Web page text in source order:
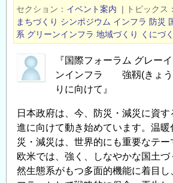
野
3「防
減
資
す
地
球
セクション
イベント案内 | トピックス
まちづくり シンポジウム インフラ 防災
系 グリーンインフラ 地域づくり くにづ
『国際フォーラム グレー
ンインフラ 強靱(きょう
りに向けて』
日本政府は、今、防災・減災に資
進に向けて動き始めています。温
災・減災は、世界的にも重要なテー
欧米では、強く、しなやかな国土づ
然生態系がもつ多面的機能に着目し